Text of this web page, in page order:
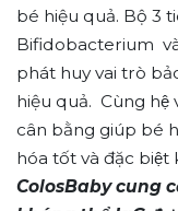
bé hiệu quả. Bộ 3
Bifidobacterium
phát huy vai trò
hiệu quả. Cùng
cân bằng giúp bé
hóa tốt và đặc
ColosBaby cung